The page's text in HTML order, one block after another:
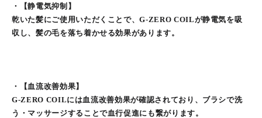
・【静電気抑制】
乾いた髪にご使用いただくことで、G-ZERO COILが静電気を吸
収し、髪の毛を落ち着かせる効果があります。
・【血流改善効果】
G-ZERO COILには血流改善効果が確認されており、ブラシで洗
う・マッサージすることで血行促進にも繋がります。